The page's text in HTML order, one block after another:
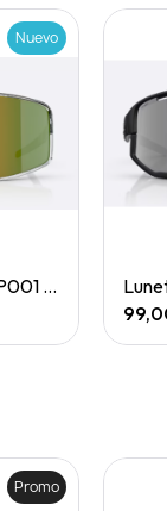
Nuevo
Lunettes de soleil P001 Small
Promo